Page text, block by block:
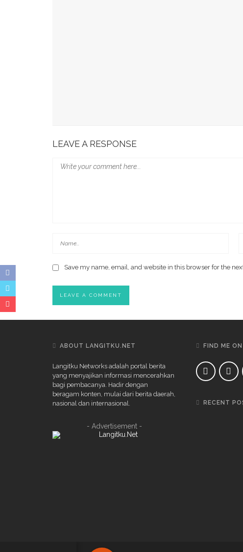
LEAVE A RESPONSE
Save my name, email, and website in this browser for the
ABOUT LANGITKU.NET
Langitku Networks adalah portal berita
yang menyajikan informasi mencerahkan
bagi pembacanya. Hadir dengan
beragam konten, mulai dari berita daerah,
nasional dan internasional.
- Advertisement -
FIND ME
RECENT